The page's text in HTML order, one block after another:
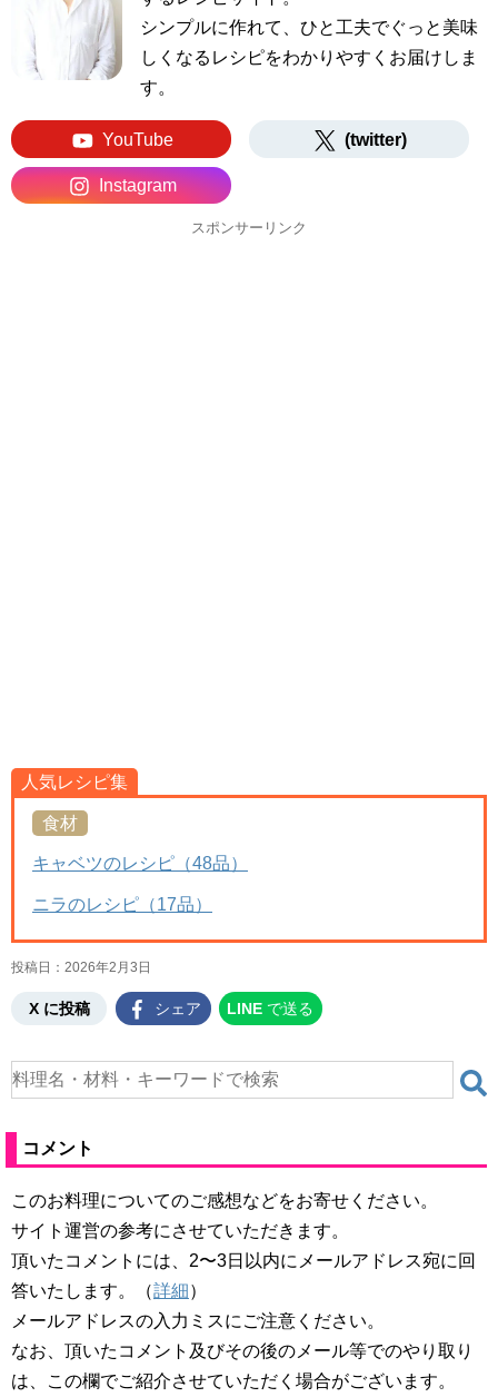
シンプルに作れて、ひと工夫でぐっと美味
しくなるレシピをわかりやすくお届けしま
す。
YouTube (twitter)
Instagram
スポンサーリンク
人気レシピ集
食材
キャベツのレシピ（48品）
ニラのレシピ（17品）
投稿日： 2026年2月3日
X に投稿 シェア LINE で送る
コメント
このお料理についてのご感想などをお寄せください。
サイト運営の参考にさせていただきます。
頂いたコメントには、2〜3日以内にメールアドレス宛に回
答いたします。（詳細）
メールアドレスの入力ミスにご注意ください。
なお、頂いたコメント及びその後のメール等でのやり取り
は、この欄でご紹介させていただく場合がございます。